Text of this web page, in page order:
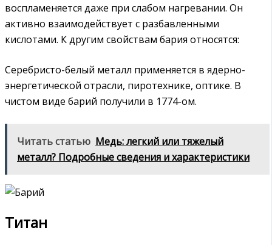
воспламеняется даже при слабом нагревании. Он
активно взаимодействует с разбавленными
кислотами. К другим свойствам бария относятся:
Серебристо-белый металл применяется в ядерно-
энергетической отрасли, пиротехнике, оптике. В
чистом виде барий получили в 1774-ом.
Читать статью Медь: легкий или тяжелый
металл? Подробные сведения и характеристики
Титан